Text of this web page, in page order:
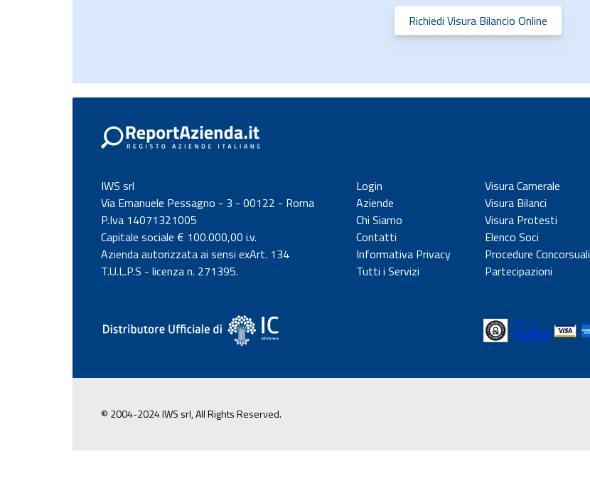
Richiedi Visura Bilancio Online
IWS srl
Via Emanuele Pessagno - 3 - 00122 - Roma
P.Iva 14071321005
Capitale sociale € 100.000,00 i.v.
Azienda autorizzata ai sensi exArt. 134
T.U.L.P.S - licenza n. 271395.
Login
Aziende
Chi Siamo
Contatti
Informativa Privacy
Tutti i Servizi
Visura Camerale
Visura Bilanci
Visura Protesti
Elenco Soci
Procedure Concorsuali
Partecipazioni
© 2004-2024 IWS srl, All Rights Reserved.